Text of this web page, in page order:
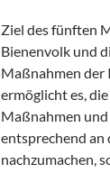
Ziel des fünften
Bienenvolk und
Maßnahmen der
ermöglicht es,
Maßnahmen
entsprechend an
nachzumachen,